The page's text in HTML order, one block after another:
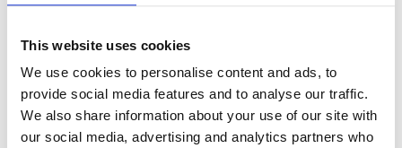
This website uses cookies
We use cookies to personalise content and ads, to
provide social media features and to analyse our traffic.
We also share information about your use of our site with
our social media, advertising and analytics partners who
傾斜センサ
半導体製造装置、マシニングセンタな
ど、各種製造装置の水平出し、傾斜モニ
タリング等にご使用いただけます。